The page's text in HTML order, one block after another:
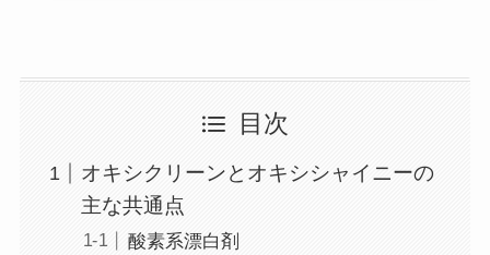
目次
オキシクリーンとオキシシャイニーの
主な共通点
酸素系漂白剤